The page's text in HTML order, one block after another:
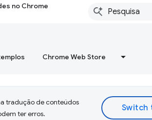
no Chrome
Chrome Web Store
tradução de conteúdos
ter erros.